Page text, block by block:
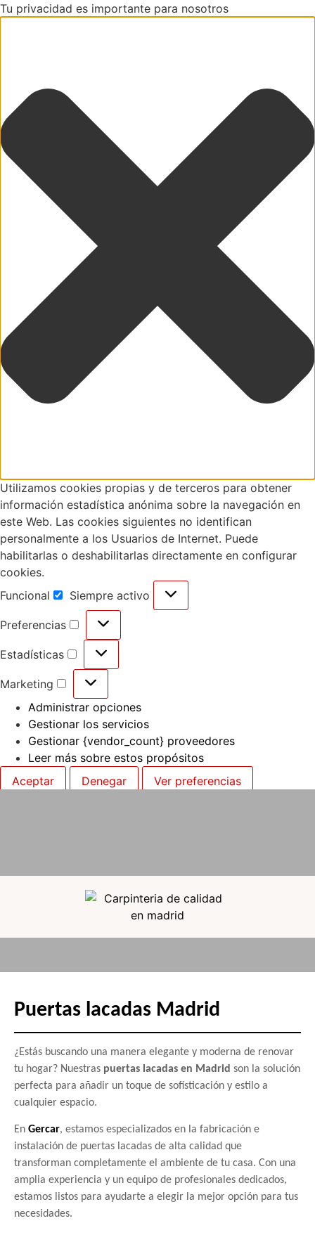
Tu privacidad es importante para nosotros
Utilizamos cookies propias y de terceros para obtener
información estadística anónima sobre la navegación en
este Web. Las cookies siguientes no identifican
personalmente a los Usuarios de Internet. Puede
habilitarlas o deshabilitarlas directamente en configurar
cookies.
Funcional
Siempre activo
Preferencias
Estadísticas
Marketing
Administrar opciones
Gestionar los servicios
Gestionar {vendor_count} proveedores
Leer más sobre estos propósitos
Aceptar
Denegar Ver preferencias
Puertas lacadas Madrid
¿Estás buscando una manera elegante y moderna de renovar
tu hogar? Nuestras puertas lacadas en Madrid son la solución
perfecta para añadir un toque de sofisticación y estilo a
cualquier espacio.
En Gercar, estamos especializados en la fabricación e
instalación de puertas lacadas de alta calidad que
transforman completamente el ambiente de tu casa. Con una
amplia experiencia y un equipo de profesionales dedicados,
estamos listos para ayudarte a elegir la mejor opción para tus
necesidades.